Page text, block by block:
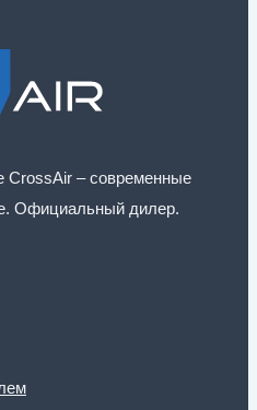
CrossAir – современные
Официальный дилер.